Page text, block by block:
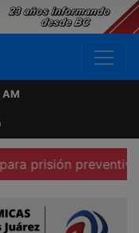
AM
preventiva